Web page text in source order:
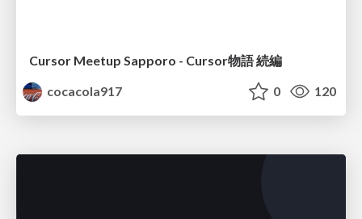
Cursor Meetup Sapporo - Cursor物語 続編
cocacola917
0 120